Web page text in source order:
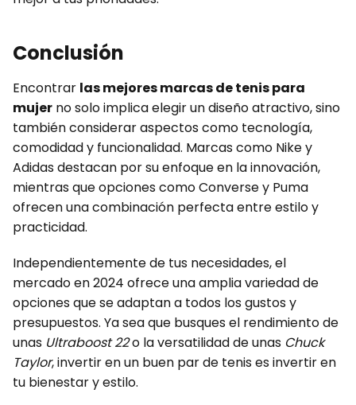
Conclusión
Encontrar las mejores marcas de tenis para
mujer no solo implica elegir un diseño atractivo, sino
también considerar aspectos como tecnología,
comodidad y funcionalidad. Marcas como Nike y
Adidas destacan por su enfoque en la innovación,
mientras que opciones como Converse y Puma
ofrecen una combinación perfecta entre estilo y
practicidad.
Independientemente de tus necesidades, el
mercado en 2024 ofrece una amplia variedad de
opciones que se adaptan a todos los gustos y
presupuestos. Ya sea que busques el rendimiento de
unas Ultraboost 22o la versatilidad de unas Chuck
Taylor, invertir en un buen par de tenis es invertir en
tu bienestar y estilo.